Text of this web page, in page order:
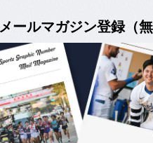
メールマガジン登録（無